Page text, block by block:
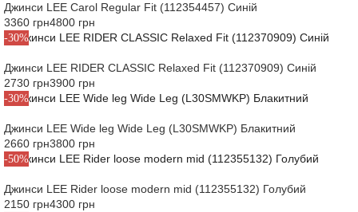
Джинси LEE Carol Regular Fit (112354457) Синій
3360 грн4800 грн
-30%
Джинси LEE RIDER CLASSIC Relaxed Fit (112370909) Синій
2730 грн3900 грн
-30%
Джинси LEE Wide leg Wide Leg (L30SMWKP) Блакитний
2660 грн3800 грн
-50%
Джинси LEE Rider loose modern mid (112355132) Голубий
2150 грн4300 грн